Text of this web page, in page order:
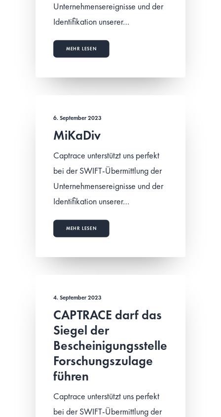
Unternehmensereignisse und der
Identifikation unserer…
MEHR LESEN
6. September 2023
MiKaDiv
Captrace unterstützt uns perfekt
bei der SWIFT-Übermittlung der
Unternehmensereignisse und der
Identifikation unserer…
MEHR LESEN
4. September 2023
CAPTRACE darf das
Siegel der
Bescheinigungsstelle
Forschungszulage
führen
Captrace unterstützt uns perfekt
bei der SWIFT-Übermittlung der